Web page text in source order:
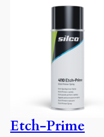
Etch-Prime